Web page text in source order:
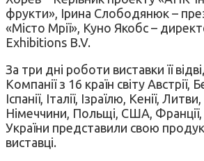
фрукти», Ірина Слободянюк –
«Місто Мрії», Куно Якобс –
Exhibitions B.V.
За три дні роботи виставки її
Компанії з 16 країн світу Австрії,
Іспанії, Італії, Ізраїлю, Кенії,
Німеччини, Польщі, США, Франції,
України представили свою
виставці.